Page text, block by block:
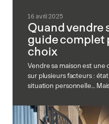
16 avril 2025
Quand vendre
guide complet
choix
Vendre sa maison est une
sur plusieurs facteurs :
situation personnelle…